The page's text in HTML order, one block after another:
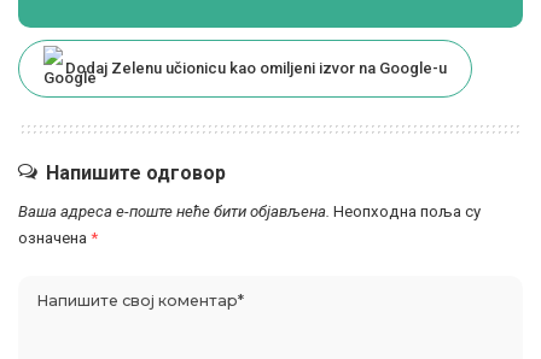
Dodaj Zelenu učionicu kao omiljeni izvor na Google-u
Напишите одговор
Ваша адреса е-поште неће бити објављена. Неопходна поља су
означена *